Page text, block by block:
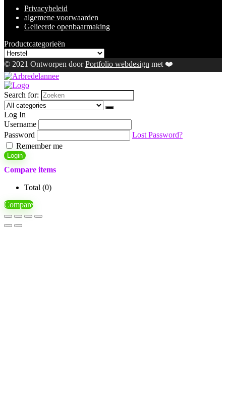
Privacybeleid
algemene voorwaarden
Gelieerde openbaarmaking
Productcategorieën
© 2021 Ontworpen doorPortfolio webdesign met ❤️
Search for:
Log In
Username
Password
Lost Password?
Remember me
Login
Compare items
Total (0)
Compare